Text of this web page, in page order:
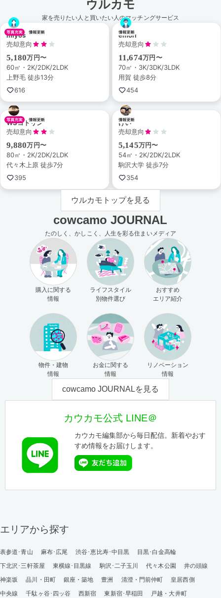
ウルカモ
家を売りたい人と買いたい人のマッチングサービス
miyos
売却意向
5,180万円〜
60㎡・2K/2DK/2LDK
上野毛 徒歩13分
616
emori
売却意向
11,674万円〜
70㎡・3K/3DK/3LDK
用賀 徒歩8分
454
WSコトリン
売却意向
9,880万円〜
80㎡・2K/2DK/2LDK
代々木上原 徒歩7分
395
けい
売却意向
5,145万円〜
54㎡・2K/2DK/2LDK
駒沢大学 徒歩7分
354
ウルカモトップを見る
cowcamo JOURNAL
たのしく、かしこく、人生を彩る住まいメディア
購入に関する
情報
ライフスタイル
別物件選び
おすすめ
エリア紹介
物件・建物
情報
お金に関する
情報
リノベーション
情報
cowcamo JOURNALを見る
カウカモ公式 LINE＠
カウカモ編集部から毎日配信。新着やおす
すめ情報をお届けします。
エリアから探す
表参道･青山 麻布･広尾 渋谷･恵比寿･中目黒
目黒･白金高輪
下北沢･三軒茶屋
東横線･目黒線 駒沢･二子玉川 代々木公園
井の頭線
神楽坂
品川・田町 銀座・築地 豊洲 清澄・門前仲町
皇居西側
中央線
千駄ヶ谷･四ッ谷 西新宿 東新宿･早稲田
戸越・大井町